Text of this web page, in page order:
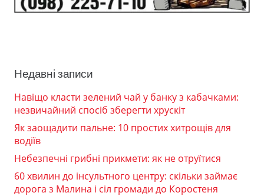
Недавні записи
Навіщо класти зелений чай у банку з кабачками:
незвичайний спосіб зберегти хрускіт
Як заощадити пальне: 10 простих хитрощів для
водіїв
Небезпечні грибні прикмети: як не отруїтися
60 хвилин до інсультного центру: скільки займає
дорога з Малина і сіл громади до Коростеня